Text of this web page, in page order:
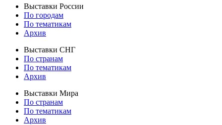
Выставки России
По городам
По тематикам
Архив
Выставки СНГ
По странам
По тематикам
Архив
Выставки Мира
По странам
По тематикам
Архив